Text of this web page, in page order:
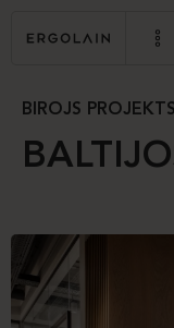
BIROJS PROJEKTS